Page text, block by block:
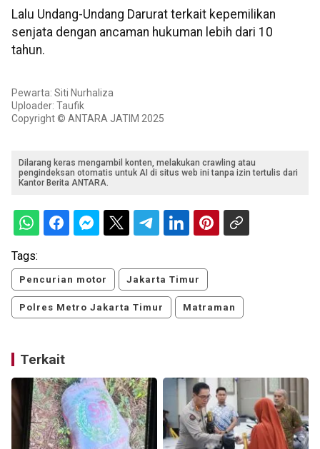
Lalu Undang-Undang Darurat terkait kepemilikan
senjata dengan ancaman hukuman lebih dari 10
tahun.
Pewarta: Siti Nurhaliza
Uploader: Taufik
Copyright © ANTARA JATIM 2025
Dilarang keras mengambil konten, melakukan crawling atau
pengindeksan otomatis untuk AI di situs web ini tanpa izin tertulis dari
Kantor Berita ANTARA.
Tags:
Pencurian motor Jakarta Timur
Polres Metro Jakarta Timur Matraman
Terkait